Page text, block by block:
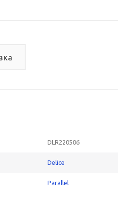
DLR220506
Delice
Parallel